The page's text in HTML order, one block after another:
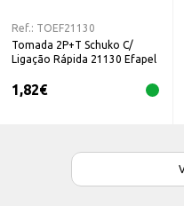
Ref.: TOEF21130
Tomada 2P+T Schuko C/
Ligação Rápida 21130 Efapel
1,82€